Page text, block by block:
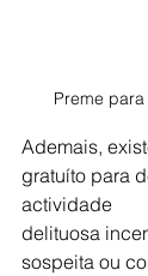
Preme
Ademais,
gratuíto para
actividade
delituosa
sospeita ou